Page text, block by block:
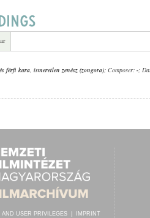
férfi kara, ismeretlen zenész (zongora); Composer: -;
AND USER PRIVILEGES IMPRINT